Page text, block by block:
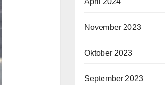
April 2024
November 2023
Oktober 2023
September 2023